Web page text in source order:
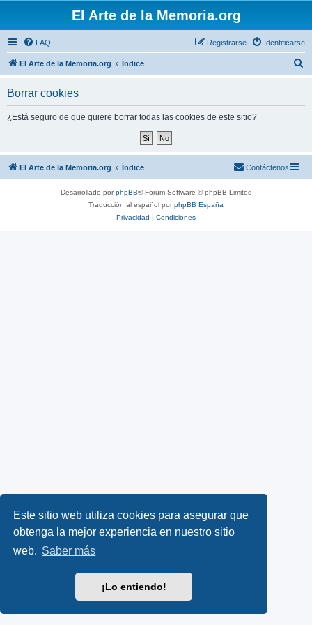
Este sitio web utiliza cookies para asegurar que
obtenga la mejor experiencia en nuestro sitio
web. Saber más
¡Lo entiendo!
El Arte de la Memoria.org
FAQ Identificarse
Registrarse
El Arte de la Memoria.org Índice
Borrar cookies
¿Está seguro de que quiere borrar todas las cookies de este sitio?
El Arte de la Memoria.org Índice Contáctenos
Desarrollado porphpBB® Forum Software © phpBB Limited
Traducción al español porphpBB España
Privacidad | Condiciones